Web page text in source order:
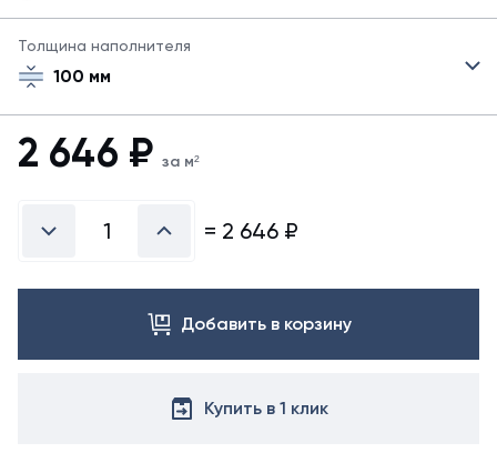
сэндвич-
панелей
все
заказа
цвета
Толщина наполнителя
100 мм
2 646 ₽ за м²
= 2 646 ₽
Добавить в корзину
Купить в 1 клик